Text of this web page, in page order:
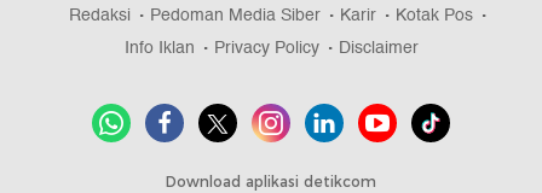
Redaksi Pedoman Media Siber Karir
Kotak Pos
Info Iklan
Privacy Policy Disclaimer
Download aplikasi detikcom